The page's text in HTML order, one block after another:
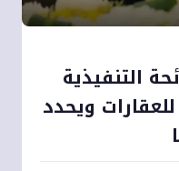
التنفيذية
ويحدد